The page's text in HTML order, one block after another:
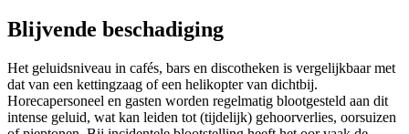
Blijvende beschadiging
Het geluidsniveau in cafés, bars en discotheken is vergelijkbaar met
dat van een kettingzaag of een helikopter van dichtbij.
Horecapersoneel en gasten worden regelmatig blootgesteld aan dit
intense geluid, wat kan leiden tot (tijdelijk) gehoorverlies, oorsuizen